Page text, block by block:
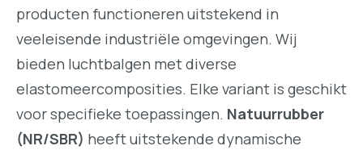
producten functioneren uitstekend in
veeleisende industriële omgevingen. Wij
bieden luchtbalgen met diverse
elastomeercomposities. Elke variant is geschikt
voor specifieke toepassingen. Natuurrubber
(NR/SBR) heeft uitstekende dynamische